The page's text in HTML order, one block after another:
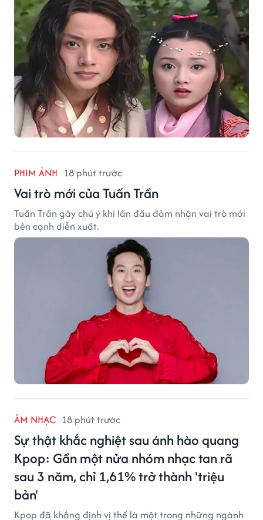
PHIM ẢNH 18 phút trước
Vai trò mới của Tuấn Trần
Tuấn Trần gây chú ý khi lần đầu đảm nhận vai trò mới
bên cạnh diễn xuất.
ÂM NHẠC 18 phút trước
Sự thật khắc nghiệt sau ánh hào quang
Kpop: Gần một nửa nhóm nhạc tan rã
sau 3 năm, chỉ 1,61% trở thành 'triệu
bản'
Kpop đã khẳng định vị thế là một trong những ngành